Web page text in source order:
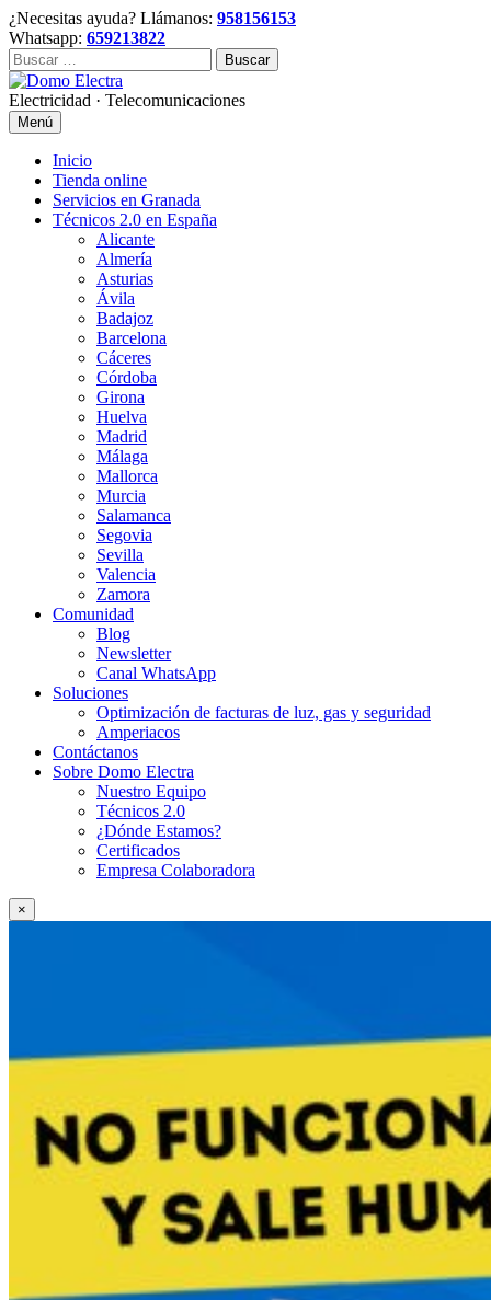
Skip
to
content
¿Necesitas ayuda? Llámanos: 958156153
Whatsapp: 659213822
Buscar:
Electricidad · Telecomunicaciones
Menú
Inicio
Tienda online
Servicios en Granada
Técnicos 2.0 en España
Alicante
Almería
Asturias
Ávila
Badajoz
Barcelona
Cáceres
Córdoba
Girona
Huelva
Madrid
Málaga
Mallorca
Murcia
Salamanca
Segovia
Sevilla
Valencia
Zamora
Comunidad
Blog
Newsletter
Canal WhatsApp
Soluciones
Optimización de facturas de luz, gas y seguridad
Amperiacos
Contáctanos
Sobre Domo Electra
Nuestro Equipo
Técnicos 2.0
¿Dónde Estamos?
Certificados
Empresa Colaboradora
×